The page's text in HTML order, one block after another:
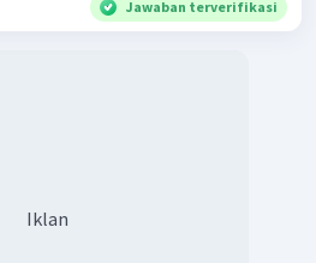
Jawaban terverifikasi
Iklan